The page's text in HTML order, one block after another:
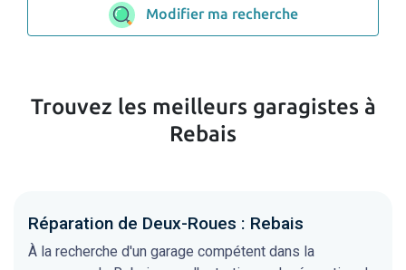
Modifier ma recherche
Trouvez les meilleurs garagistes à
Rebais
Réparation de Deux-Roues : Rebais
À la recherche d'un garage compétent dans la